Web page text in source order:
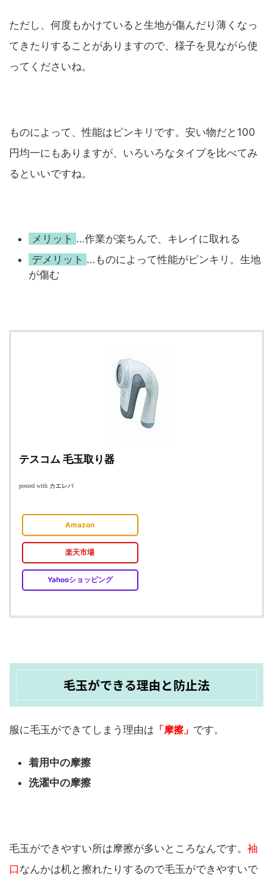
ただし、何度もかけていると生地が傷んだり薄くなっ
てきたりすることがありますので、様子を見ながら使
ってくださいね。
ものによって、性能はピンキリです。安い物だと100
円均一にもありますが、いろいろなタイプを比べてみ
るといいですね。
メリット …作業が楽ちんで、キレイに取れる
デメリット …ものによって性能がピンキリ。生地
が傷む
テスコム 毛玉取り器
posted with カエレバ
Amazon
楽天市場
Yahooショッピング
毛玉ができる理由と防止法
服に毛玉ができてしまう理由は 「摩擦」 です。
着用中の摩擦
洗濯中の摩擦
毛玉ができやすい所は摩擦が多いところなんです。 袖
口 なんかは机と擦れたりするので毛玉ができやすいで